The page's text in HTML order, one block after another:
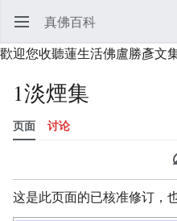
打开主菜单 真佛百科
歡迎您收聽蓮生活佛盧勝彥文
1淡煙集
页面 讨论
这是此页面的已核准修订，